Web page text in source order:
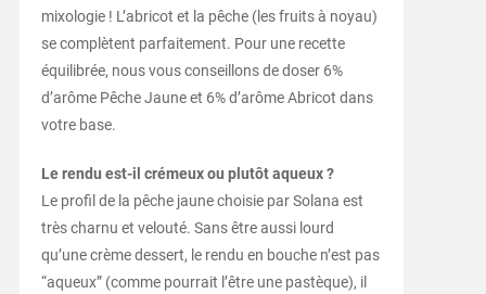
mixologie ! L’abricot et la pêche (les fruits à noyau)
se complètent parfaitement. Pour une recette
équilibrée, nous vous conseillons de doser 6%
d’arôme Pêche Jaune et 6% d’arôme Abricot dans
votre base.
Le rendu est-il crémeux ou plutôt aqueux ?
Le profil de la pêche jaune choisie par Solana est
très charnu et velouté. Sans être aussi lourd
qu’une crème dessert, le rendu en bouche n’est pas
“aqueux” (comme pourrait l’être une pastèque), il